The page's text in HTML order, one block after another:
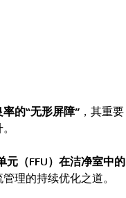
的“无形屏障” ，其重要
元（FFU）在洁净室中的
理的持续优化之道。